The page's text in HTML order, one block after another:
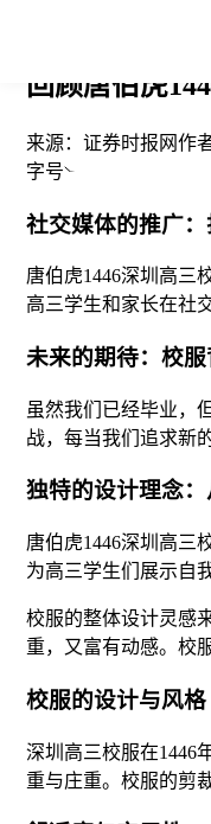
回顾唐伯虎
来源： 证券时报网作
字号
社交媒体的推广
唐伯虎1446深圳高三
高三学生和家长在社
未来的期待：校
虽然我们已经毕业，
战，每当我们追求新
独特的设计理念
唐伯虎1446深圳高三
为高三学生们展示自
校服的整体设计灵感
重，又富有动感。校
校服的设计与风格
深圳高三校服在1446
重与庄重。校服的剪